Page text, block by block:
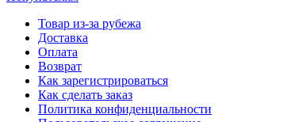
Товар из-за рубежа
Доставка
Оплата
Возврат
Как зарегистрироваться
Как сделать заказ
Политика конфиденциальности